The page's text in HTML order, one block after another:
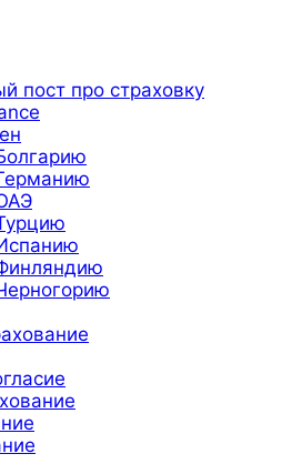
пост про страховку